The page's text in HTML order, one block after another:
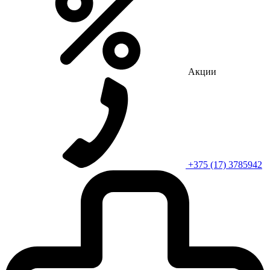
Акции
+375 (17) 3785942